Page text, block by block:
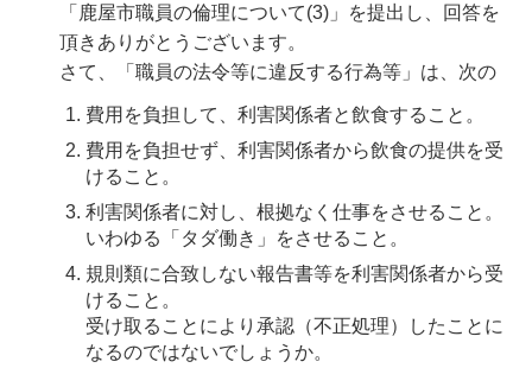
「鹿屋市職員の倫理について(3)」を提出し、回答を
頂きありがとうございます。
さて、「職員の法令等に違反する行為等」は、次の
費用を負担して、利害関係者と飲食すること。
費用を負担せず、利害関係者から飲食の提供を受
けること。
利害関係者に対し、根拠なく仕事をさせること。
いわゆる「タダ働き」をさせること。
規則類に合致しない報告書等を利害関係者から受
けること。
受け取ることにより承認（不正処理）したことに
なるのではないでしょうか。